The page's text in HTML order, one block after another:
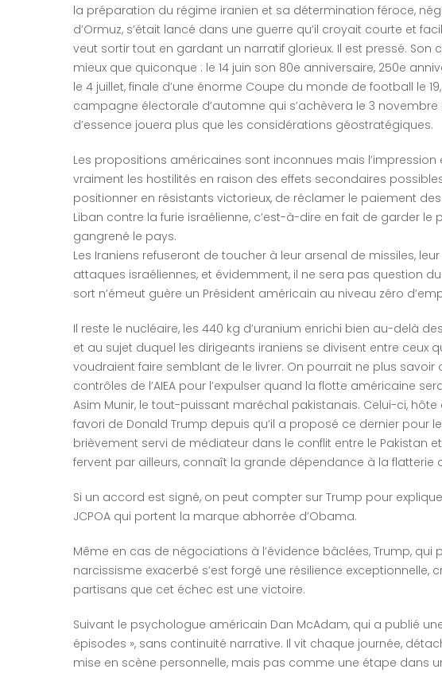
la préparation du régime iranien et sa détermination féroce,
d’Ormuz, s’était lancé dans une guerre qu’il croyait courte et
veut sortir tout en gardant un narratif glorieux. Il est pressé. Son
mieux que quiconque : le 14 juin son 80e anniversaire, 250e
le 4 juillet, finale d’une énorme Coupe du monde de football le
campagne électorale d’automne qui s’achèvera le 3
d’essence jouera plus que les considérations géostratégiques.
Les propositions américaines sont inconnues mais
vraiment les hostilités en raison des effets secondaires
positionner en résistants victorieux, de réclamer le paiement
Liban contre la furie israélienne, c’est-à-dire en fait de garder le
gangrené le pays.
Les Iraniens refuseront de toucher à leur arsenal de missiles,
attaques israéliennes, et évidemment, il ne sera pas question
sort n’émeut guère un Président américain au niveau zéro
Il reste le nucléaire, les 440 kg d’uranium enrichi bien au-delà
et au sujet duquel les dirigeants iraniens se divisent entre ceux
voudraient faire semblant de le livrer. On pourrait ne plus
contrôles de l’AIEA pour l’expulser quand la flotte américaine
Asim Munir, le tout-puissant maréchal pakistanais. Celui-ci,
favori de Donald Trump depuis qu’il a proposé ce dernier pour
brièvement servi de médiateur dans le conflit entre le Pakistan
fervent par ailleurs, connaît la grande dépendance à la flatterie
Si un accord est signé, on peut compter sur Trump pour
JCPOA qui portent la marque abhorrée d’Obama.
Même en cas de négociations à l’évidence bâclées, Trump, qui
narcissisme exacerbé s’est forgé une résilience exceptionnelle,
partisans que cet échec est une victoire.
Suivant le psychologue américain Dan McAdam, qui a publié
épisodes », sans continuité narrative. Il vit chaque journée,
mise en scène personnelle, mais pas comme une étape dans